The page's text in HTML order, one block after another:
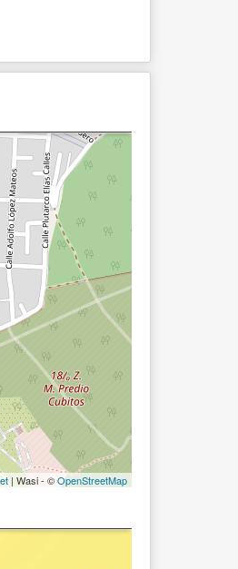
| Wasi - ©OpenStreetMap